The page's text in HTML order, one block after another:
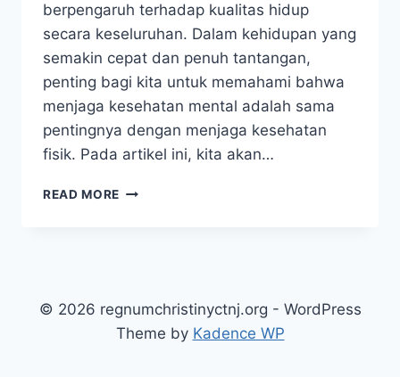
berpengaruh terhadap kualitas hidup
secara keseluruhan. Dalam kehidupan yang
semakin cepat dan penuh tantangan,
penting bagi kita untuk memahami bahwa
menjaga kesehatan mental adalah sama
pentingnya dengan menjaga kesehatan
fisik. Pada artikel ini, kita akan…
READ MORE MENGAPA
MERAWATNYA
© 2026 regnumchristinyctnj.org - WordPress
Theme by Kadence WP